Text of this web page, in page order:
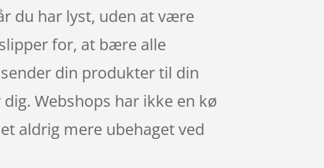
du har lyst, uden at være
for, at bære alle
din produkter til din
Webshops har ikke en kø
aldrig mere ubehaget ved